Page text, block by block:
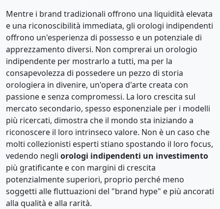
Mentre i brand tradizionali offrono una liquidità elevata
e una riconoscibilità immediata, gli orologi indipendenti
offrono un'esperienza di possesso e un potenziale di
apprezzamento diversi. Non comprerai un orologio
indipendente per mostrarlo a tutti, ma per la
consapevolezza di possedere un pezzo di storia
orologiera in divenire, un'opera d'arte creata con
passione e senza compromessi. La loro crescita sul
mercato secondario, spesso esponenziale per i modelli
più ricercati, dimostra che il mondo sta iniziando a
riconoscere il loro intrinseco valore. Non è un caso che
molti collezionisti esperti stiano spostando il loro focus,
vedendo negli orologi indipendenti un investimento
più gratificante e con margini di crescita
potenzialmente superiori, proprio perché meno
soggetti alle fluttuazioni del "brand hype" e più ancorati
alla qualità e alla rarità.